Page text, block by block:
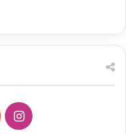
Instagram